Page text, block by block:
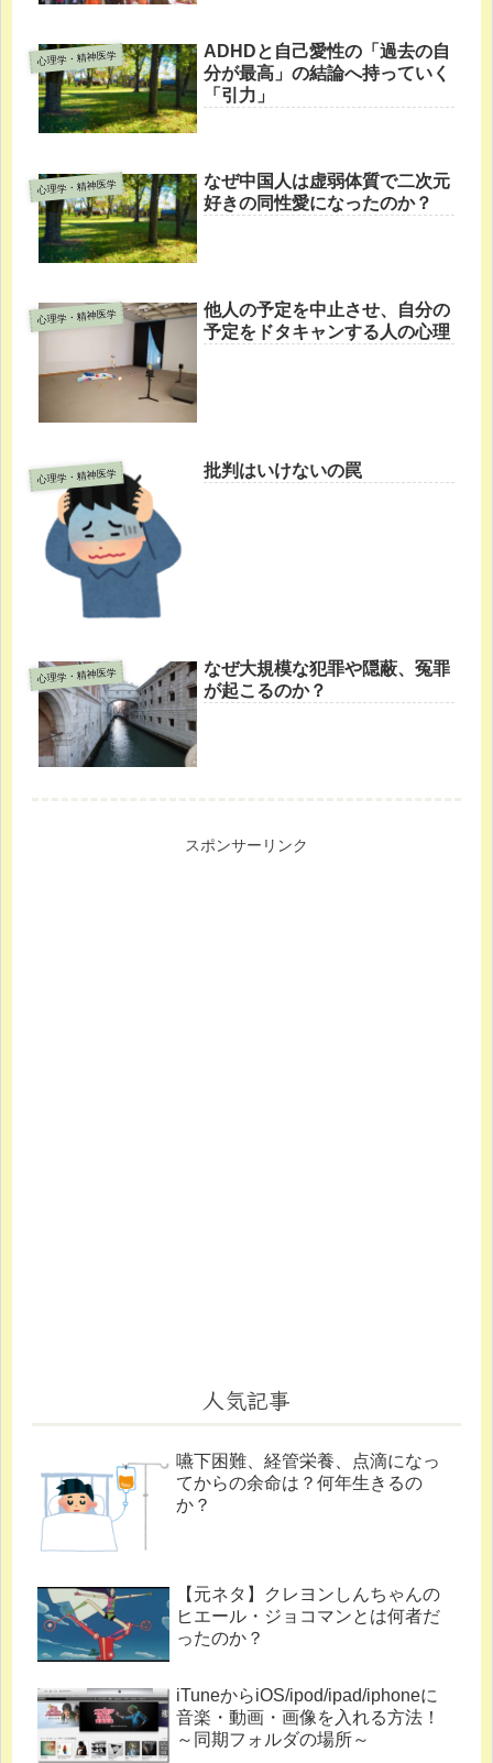
心理学・精神医学
ADHDと自己愛性の「過去の自
分が最高」の結論へ持っていく
「引力」
心理学・精神医学
なぜ中国人は虚弱体質で二次元
好きの同性愛になったのか？
心理学・精神医学
他人の予定を中止させ、自分の
予定をドタキャンする人の心理
心理学・精神医学 批判はいけないの罠
心理学・精神医学
なぜ大規模な犯罪や隠蔽、冤罪
が起こるのか？
スポンサーリンク
人気記事
嚥下困難、経管栄養、点滴になっ
てからの余命は？何年生きるの
か？
【元ネタ】クレヨンしんちゃんの
ヒエール・ジョコマンとは何者だ
ったのか？
iTuneからiOS/ipod/ipad/iphoneに
音楽・動画・画像を入れる方法！
～同期フォルダの場所～